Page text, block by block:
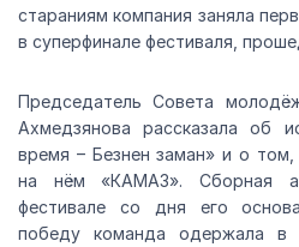
стараниям компания заняла
в суперфинале фестиваля,
Председатель Совета
Ахмедзянова рассказала об
время – Безнен заман» и о том,
на нём «КАМАЗ». Сборная
фестивале со дня его
победу команда одержала в